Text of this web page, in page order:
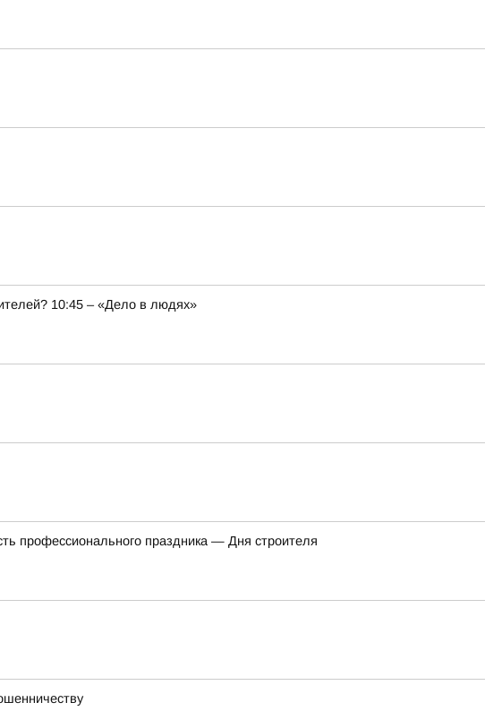
10:45 – «Дело в людях»
профессионального праздника — Дня строителя